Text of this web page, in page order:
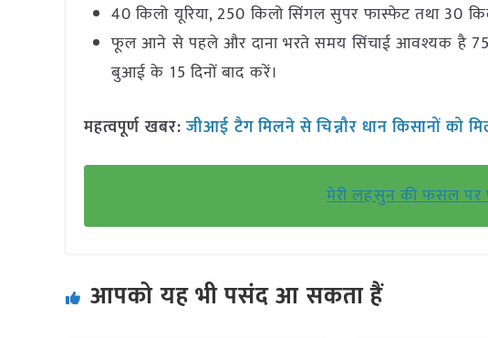
40 किलो यूरिया, 250 किलो सिंगल सुपर फास्फेट तथा 30
फूल आने से पहले और दाना भरते समय सिंचाई आवश्यक है 75
बुआई के 15 दिनों बाद करें।
महत्वपूर्ण खबर: जीआई टैग मिलने से चिन्नौर धान किसानों को
मेरी लहसुन की फसल पर
आपको यह भी पसंद आ सकता हैं